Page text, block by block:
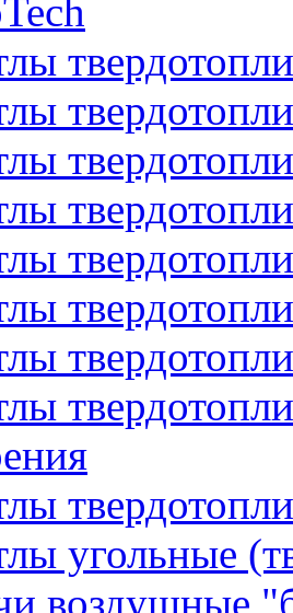
угольные
воздушные